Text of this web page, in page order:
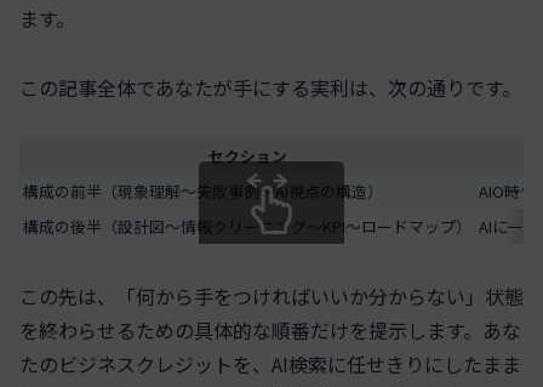
ます。
この記事全体であなたが手にする実利は、次の通りです。
セクション
構成の前半（現象理解〜失敗事例〜AI視点の構造）
AIO時代
構成の後半（設計図〜情報クリーニング〜KPI〜ロードマップ）
AIに一
この先は、「何から手をつければいいか分からない」状態
を終わらせるための具体的な順番だけを提示します。あな
たのビジネスクレジットを、AI検索に任せきりにしたまま